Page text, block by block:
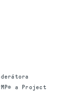
a Project